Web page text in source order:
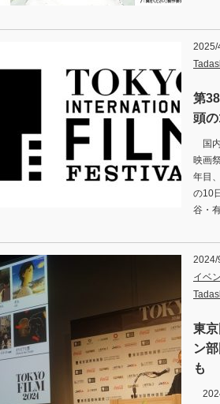
2025/
第
頭
国内
映画
年目
の10
谷・
2024/
イベ
東
ン
も